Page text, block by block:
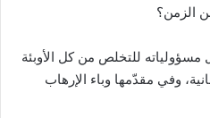
الزمن؟
مسؤولياته للتخلص من كل الأوبئة
وفي مقدّمها وباء الإرهاب